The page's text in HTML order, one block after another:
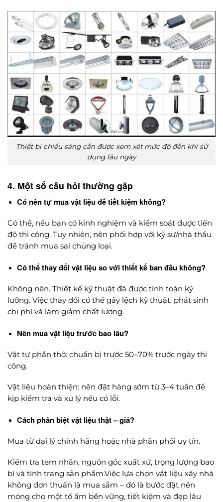
Thiết bị chiếu sáng cần được xem xét mức độ đền khi sử
dụng lâu ngày
4. Một số câu hỏi thường gặp
Có nên tự mua vật liệu để tiết kiệm không?
Có thể, nếu bạn có kinh nghiệm và kiểm soát được tiến
độ thi công. Tuy nhiên, nên phối hợp với kỹ sư/nhà thầu
để tránh mua sai chủng loại.
Có thể thay đổi vật liệu so với thiết kế ban đầu không?
Không nên. Thiết kế kỹ thuật đã được tính toán kỹ
lưỡng. Việc thay đổi có thể gây lệch kỹ thuật, phát sinh
chi phí và làm giảm chất lượng.
Nên mua vật liệu trước bao lâu?
Vật tư phần thô: chuẩn bị trước 50–70% trước ngày thi
công.
Vật liệu hoàn thiện: nên đặt hàng sớm từ 3–4 tuần để
kịp kiểm tra và xử lý nếu có lỗi.
Cách phân biệt vật liệu thật – giả?
Mua từ đại lý chính hãng hoặc nhà phân phối uy tín.
Kiểm tra tem nhãn, nguồn gốc xuất xứ, trọng lượng bao
bì và tình trạng sản phẩm.Việc lựa chọn vật liệu xây nhà
không đơn thuần là mua sắm – đó là bước đặt nền
móng cho một tổ ấm bền vững, tiết kiệm và đẹp lâu